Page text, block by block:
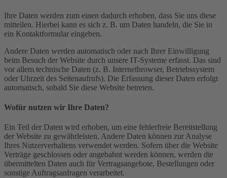
Ihre Daten werden zum einen dadurch erhoben, dass Sie uns diese
mitteilen. Hierbei kann es sich z. B. um Daten handeln, die Sie in
ein Kontaktformular eingeben.
Andere Daten werden automatisch oder nach Ihrer Einwilligung
beim Besuch der Website durch unsere IT-Systeme erfasst. Das sind
vor allem technische Daten (z. B. Internetbrowser, Betriebssystem
oder Uhrzeit des Seitenaufrufs). Die Erfassung dieser Daten erfolgt
automatisch, sobald Sie diese Website betreten.
Wofür nutzen wir Ihre Daten?
Ein Teil der Daten wird erhoben, um eine fehlerfreie Bereitstellung
der Website zu gewährleisten. Andere Daten können zur Analyse
Ihres Nutzerverhaltens verwendet werden. Sofern über die Website
Verträge geschlossen oder angebahnt werden können, werden die
übermittelten Daten auch für Vertragsangebote, Bestellungen oder
sonstige Auftragsanfragen verarbeitet.